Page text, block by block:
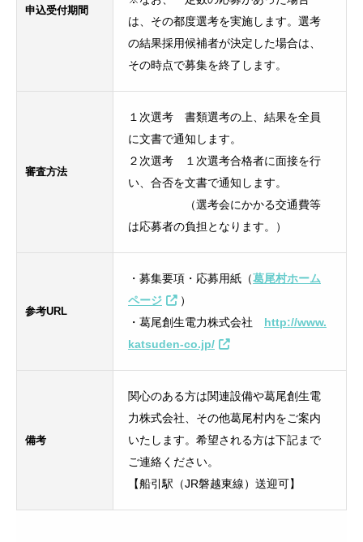
申込受付期間
は、その都度選考を実施します。選考
の結果採用候補者が決定した場合は、
その時点で募集を終了します。
審査方法
１次選考 書類選考の上、結果を全員
に文書で通知します。
２次選考 １次選考合格者に面接を行
い、合否を文書で通知します。
（選考会にかかる交通費等
は応募者の負担となります。）
参考URL
・募集要項・応募用紙（葛尾村ホーム
ページ
）
・葛尾創生電力株式会社
http://www.
katsuden-co.jp/
備考
関心のある方は関連設備や葛尾創生電
力株式会社、その他葛尾村内をご案内
いたします。希望される方は下記まで
ご連絡ください。
【船引駅（JR磐越東線）送迎可】